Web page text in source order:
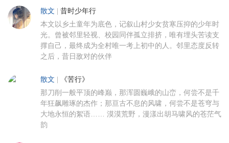
散文 昔时少年行
本文以乡土童年为底色，记叙山村少女贫寒压抑的少年时
光。曾被邻里轻视、校园同伴孤立排挤，唯有埋头苦读支
撑自己，最终成为全村唯一考上初中的人。邻里态度反转
之后，昔日敌对的伙伴
散文 《苦行》
那刀削一般平顶的峰巅，那浑圆巍峨的山峦，何尝不是千
年狂飙雕琢的杰作；那亘古不息的风啸，何尝不是苍穹与
大地永恒的絮语…… 漠漠荒野，漫漾出胡马啸风的苍茫气
韵